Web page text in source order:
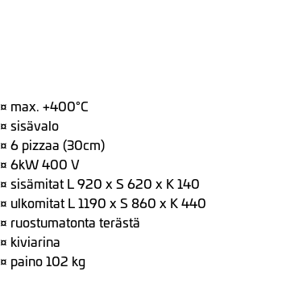
¤ max. +400°C
¤ sisävalo
¤ 6 pizzaa (30cm)
¤ 6kW 400 V
¤ sisämitat L 920 x S 620 x K 140
¤ ulkomitat L 1190 x S 860 x K 440
¤ ruostumatonta terästä
¤ kiviarina
¤ paino 102 kg